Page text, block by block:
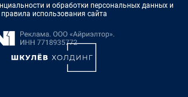
и обработки персональных данных и
правила использования сайта